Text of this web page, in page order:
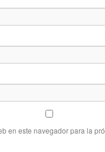
en este navegador para la